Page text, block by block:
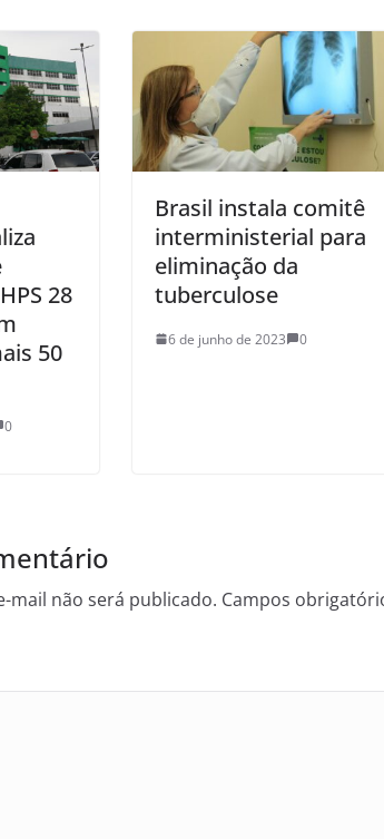
28
50
0
Brasil instala comitê
interministerial para
eliminação da
tuberculose
6 de junho de 2023 0
mail não será publicado. Campos